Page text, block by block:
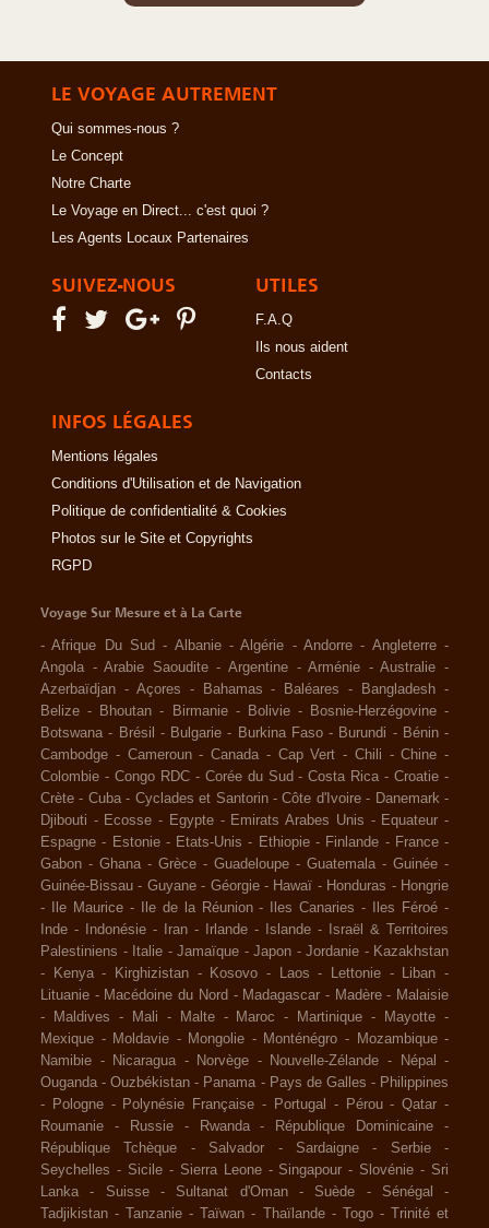
LE VOYAGE AUTREMENT
Qui sommes-nous ?
Le Concept
Notre Charte
Le Voyage en Direct... c'est quoi ?
Les Agents Locaux Partenaires
SUIVEZ-NOUS UTILES
F.A.Q
Ils nous aident
Contacts
INFOS LÉGALES
Mentions légales
Conditions d'Utilisation et de Navigation
Politique de confidentialité & Cookies
Photos sur le Site et Copyrights
RGPD
Voyage Sur Mesure et à La Carte
-Afrique Du Sud - Albanie -Algérie -Andorre - Angleterre -
Angola -Arabie Saoudite -Argentine -Arménie -Australie -
Azerbaïdjan - Açores - Bahamas - Baléares - Bangladesh -
Belize - Bhoutan - Birmanie - Bolivie - Bosnie-Herzégovine -
Botswana - Brésil - Bulgarie - Burkina Faso - Burundi - Bénin -
Cambodge - Cameroun - Canada - Cap Vert - Chili -Chine -
Colombie - Congo RDC - Corée du Sud -Costa Rica -Croatie -
Crète - Cuba - Cyclades et Santorin -Côte d'Ivoire - Danemark -
Djibouti - Ecosse - Egypte - Emirats Arabes Unis - Equateur -
Espagne - Estonie - Etats-Unis - Ethiopie - Finlande - France -
Gabon - Ghana - Grèce - Guadeloupe - Guatemala - Guinée -
Guinée-Bissau - Guyane - Géorgie - Hawaï - Honduras - Hongrie
-
Ile Maurice - Ile de la Réunion - Iles Canaries - Iles Féroé -
Inde - Indonésie - Iran - Irlande - Islande -
Israël & Territoires
Palestiniens - Italie - Jamaïque - Japon - Jordanie - Kazakhstan
-
Kenya - Kirghizistan - Kosovo - Laos - Lettonie - Liban -
Lituanie - Macédoine du Nord - Madagascar - Madère - Malaisie
-
Maldives - Mali - Malte - Maroc - Martinique - Mayotte -
Mexique - Moldavie - Mongolie - Monténégro - Mozambique -
Namibie - Nicaragua - Norvège - Nouvelle-Zélande - Népal
-
Ouganda -Ouzbékistan - Panama - Pays de Galles - Philippines
-
Pologne - Polynésie Française - Portugal - Pérou -Qatar -
Roumanie
- Russie - Rwanda - République Dominicaine
-
République Tchèque
- Salvador - Sardaigne - Serbie
-
Seychelles - Sicile - Sierra Leone - Singapour - Slovénie - Sri
Lanka
- Suisse - Sultanat d'Oman - Suède - Sénégal
-
Tadjikistan - Tanzanie - Taïwan - Thaïlande - Togo - Trinité et